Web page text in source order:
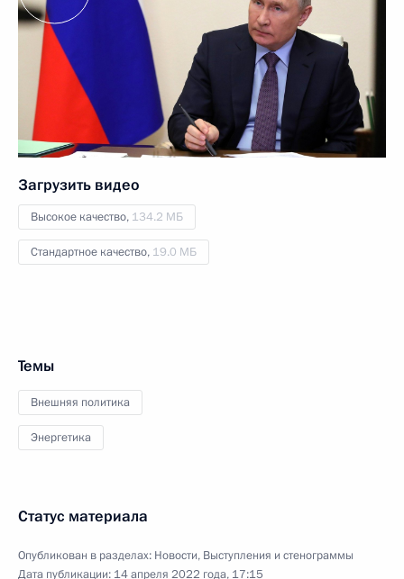
Загрузить видео
Высокое качество, 134.2 МБ
Стандартное качество, 19.0 МБ
Темы
Внешняя политика
Энергетика
Статус материала
Опубликован в разделах: Новости, Выступления и стенограммы
Дата публикации: 14 апреля 2022 года, 17:15